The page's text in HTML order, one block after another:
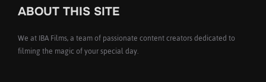
ABOUT THIS SITE
We at IBA Films, a team of passionate content creators dedicated to
filming the magic of your special day.